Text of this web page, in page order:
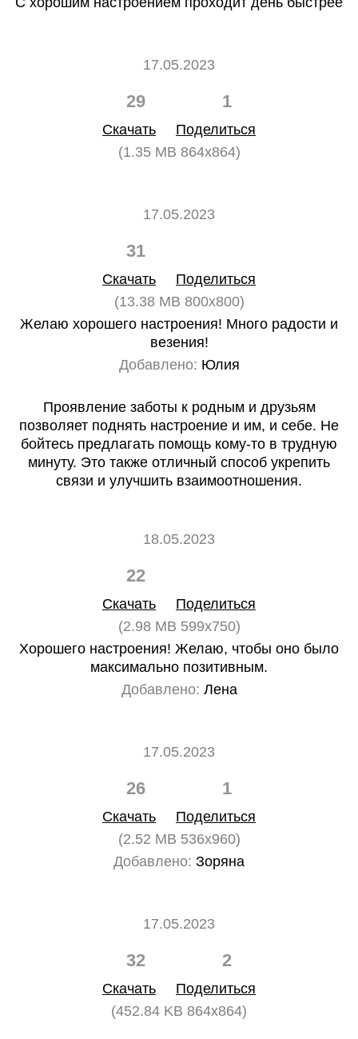
17.05.2023
29 1
Скачать
Поделиться
(1.35 MB 864x864)
17.05.2023
31
Скачать
Поделиться
(13.38 MB 800x800)
Желаю хорошего настроения! Много радости и
везения!
Добавлено: Юлия
Проявление заботы к родным и друзьям
позволяет поднять настроение и им, и себе. Не
бойтесь предлагать помощь кому-то в трудную
минуту. Это также отличный способ укрепить
связи и улучшить взаимоотношения.
18.05.2023
22
Скачать
Поделиться
(2.98 MB 599x750)
Хорошего настроения! Желаю, чтобы оно было
максимально позитивным.
Добавлено: Лена
17.05.2023
26 1
Скачать
Поделиться
(2.52 MB 536x960)
Добавлено: Зоряна
17.05.2023
32 2
Скачать
Поделиться
(452.84 KB 864x864)